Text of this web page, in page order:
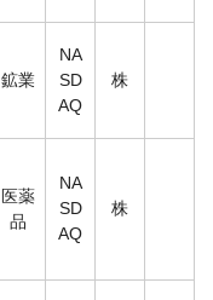
鉱業
NA
SD
AQ
株
医薬
品
NA
SD
AQ
株